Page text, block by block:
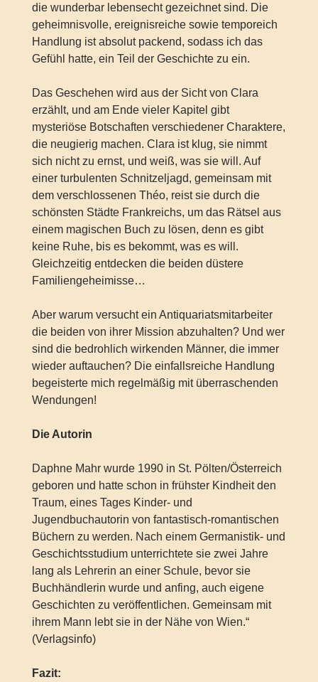
die wunderbar lebensecht gezeichnet sind. Die
geheimnisvolle, ereignisreiche sowie temporeich
Handlung ist absolut packend, sodass ich das
Gefühl hatte, ein Teil der Geschichte zu ein.
Das Geschehen wird aus der Sicht von Clara
erzählt, und am Ende vieler Kapitel gibt
mysteriöse Botschaften verschiedener Charaktere,
die neugierig machen. Clara ist klug, sie nimmt
sich nicht zu ernst, und weiß, was sie will. Auf
einer turbulenten Schnitzeljagd, gemeinsam mit
dem verschlossenen Théo, reist sie durch die
schönsten Städte Frankreichs, um das Rätsel aus
einem magischen Buch zu lösen, denn es gibt
keine Ruhe, bis es bekommt, was es will.
Gleichzeitig entdecken die beiden düstere
Familiengeheimisse…
Aber warum versucht ein Antiquariatsmitarbeiter
die beiden von ihrer Mission abzuhalten? Und wer
sind die bedrohlich wirkenden Männer, die immer
wieder auftauchen? Die einfallsreiche Handlung
begeisterte mich regelmäßig mit überraschenden
Wendungen!
Die Autorin
Daphne Mahr wurde 1990 in St. Pölten/Österreich
geboren und hatte schon in frühster Kindheit den
Traum, eines Tages Kinder- und
Jugendbuchautorin von fantastisch-romantischen
Büchern zu werden. Nach einem Germanistik- und
Geschichtsstudium unterrichtete sie zwei Jahre
lang als Lehrerin an einer Schule, bevor sie
Buchhändlerin wurde und anfing, auch eigene
Geschichten zu veröffentlichen. Gemeinsam mit
ihrem Mann lebt sie in der Nähe von Wien.“
(Verlagsinfo)
Fazit: